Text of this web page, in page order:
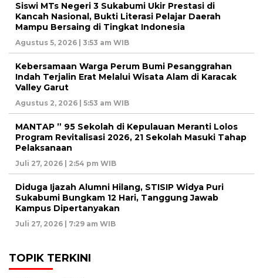
Siswi MTs Negeri 3 Sukabumi Ukir Prestasi di
Kancah Nasional, Bukti Literasi Pelajar Daerah
Mampu Bersaing di Tingkat Indonesia
Agustus 5, 2026 | 3:53 am WIB
Kebersamaan Warga Perum Bumi Pesanggrahan
Indah Terjalin Erat Melalui Wisata Alam di Karacak
Valley Garut
Agustus 2, 2026 | 5:53 am WIB
MANTAP ” 95 Sekolah di Kepulauan Meranti Lolos
Program Revitalisasi 2026, 21 Sekolah Masuki Tahap
Pelaksanaan
Juli 27, 2026 | 2:54 pm WIB
Diduga Ijazah Alumni Hilang, STISIP Widya Puri
Sukabumi Bungkam 12 Hari, Tanggung Jawab
Kampus Dipertanyakan
Juli 27, 2026 | 7:29 am WIB
TOPIK TERKINI